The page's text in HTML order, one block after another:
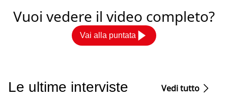
Vuoi vedere il video completo?
Vai alla puntata
Le ultime interviste Vedi tutto